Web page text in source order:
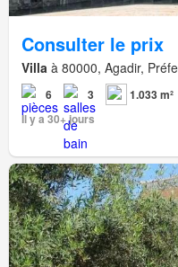
Consulter le prix
Villa à 80000, Agadir,
6 3
1.033 m²
Il y a 30+ jours